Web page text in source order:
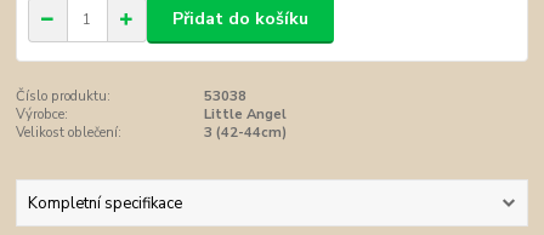
Přidat do košíku
Číslo produktu:
53038
Výrobce:
Little Angel
Velikost oblečení:
3 (42-44cm)
Kompletní specifikace